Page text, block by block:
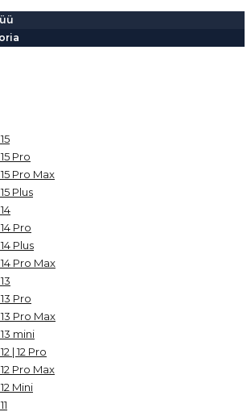
Pro
Pro Max
Plus
Pro
Plus
Pro Max
Pro
Pro Max
mini
| 12 Pro
Pro Max
Mini